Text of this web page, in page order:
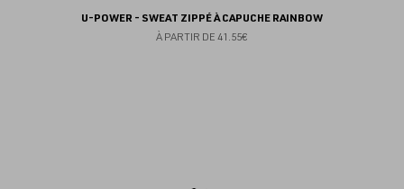
U-POWER - SWEAT ZIPPÉ À CAPUCHE RAINBOW
À PARTIR DE 41.55€